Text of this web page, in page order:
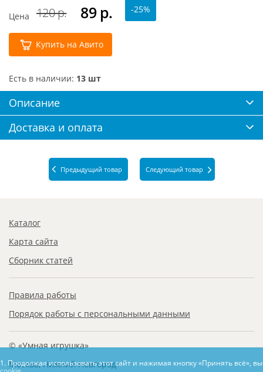
Цена 120 р. 89 р. -25%
Купить на Авито
Есть в наличии: 13 шт
Описание
Доставка и оплата
Предыдущий товар Следующий товар
Каталог
Карта сайта
Сборник статей
Правила работы
Порядок работы с персональными данными
© «Умная игрушка»
Москва, Нижний Новгород
1. Продолжая использовать этот сайт и нажимая кнопку «Принять всё»,